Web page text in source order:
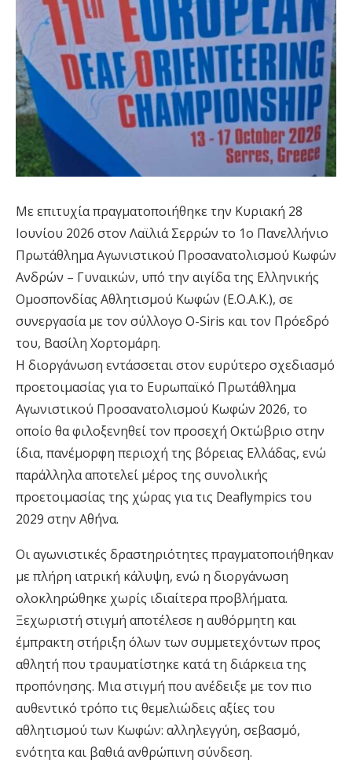
Με επιτυχία πραγματοποιήθηκε την Κυριακή 28
Ιουνίου 2026 στον Λαϊλιά Σερρών το 1ο Πανελλήνιο
Πρωτάθλημα Αγωνιστικού Προσανατολισμού Κωφών
Ανδρών – Γυναικών, υπό την αιγίδα της Ελληνικής
Ομοσπονδίας Αθλητισμού Κωφών (Ε.Ο.Α.Κ.), σε
συνεργασία με τον σύλλογο O-Siris και τον Πρόεδρό
του, Βασίλη Χορτομάρη.
Η διοργάνωση εντάσσεται στον ευρύτερο σχεδιασμό
προετοιμασίας για το Ευρωπαϊκό Πρωτάθλημα
Αγωνιστικού Προσανατολισμού Κωφών 2026, το
οποίο θα φιλοξενηθεί τον προσεχή Οκτώβριο στην
ίδια, πανέμορφη περιοχή της βόρειας Ελλάδας, ενώ
παράλληλα αποτελεί μέρος της συνολικής
προετοιμασίας της χώρας για τις Deaflympics του
2029 στην Αθήνα.
Οι αγωνιστικές δραστηριότητες πραγματοποιήθηκαν
με πλήρη ιατρική κάλυψη, ενώ η διοργάνωση
ολοκληρώθηκε χωρίς ιδιαίτερα προβλήματα.
Ξεχωριστή στιγμή αποτέλεσε η αυθόρμητη και
έμπρακτη στήριξη όλων των συμμετεχόντων προς
αθλητή που τραυματίστηκε κατά τη διάρκεια της
προπόνησης. Μια στιγμή που ανέδειξε με τον πιο
αυθεντικό τρόπο τις θεμελιώδεις αξίες του
αθλητισμού των Κωφών: αλληλεγγύη, σεβασμό,
ενότητα και βαθιά ανθρώπινη σύνδεση.